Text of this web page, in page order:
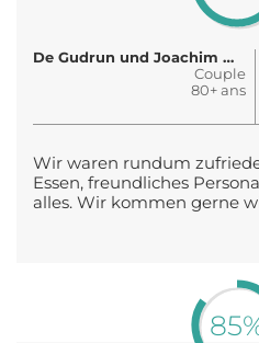
De Gudrun und Joachim Winkler
Couple
80+ ans
Wir waren rundum
Essen, freundliches
alles. Wir kommen gerne